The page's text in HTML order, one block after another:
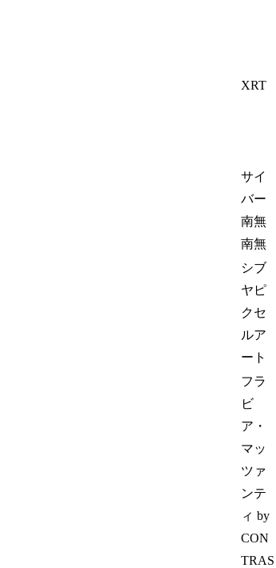
XRT
サイ
バー
南無
南無
シブ
ヤピ
クセ
ルア
ート
フラ
ビ
ア・
マッ
ツァ
ンテ
ィ by
CON
TRAS